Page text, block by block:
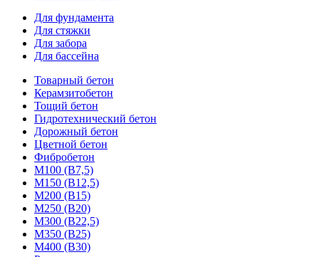
Для фундамента
Для стяжки
Для забора
Для бассейна
Товарный бетон
Керамзитобетон
Тощий бетон
Гидротехнический бетон
Дорожный бетон
Цветной бетон
Фибробетон
М100 (В7,5)
М150 (В12,5)
М200 (В15)
М250 (В20)
М300 (В22,5)
М350 (В25)
М400 (В30)